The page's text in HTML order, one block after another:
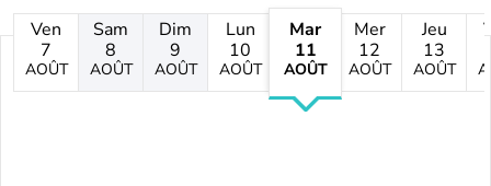
Ven
7
AOÛT
Sam
8
AOÛT
Dim
9
AOÛT
Lun
10
AOÛT
Mar
11
AOÛT
Mer
12
AOÛT
Jeu
13
AOÛT